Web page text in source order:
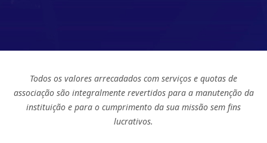
Todos os valores arrecadados com serviços e quotas de
associação são integralmente revertidos para a manutenção da
instituição e para o cumprimento da sua missão sem fins
lucrativos.